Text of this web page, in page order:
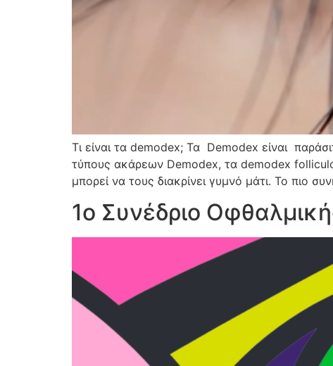
Τι είναι τα demodex; Τα Demodex είναι
τύπους ακάρεων Demodex, τα demodex
μπορεί να τους διακρίνει γυμνό μάτι. Το πιο
1ο Συνέδριο